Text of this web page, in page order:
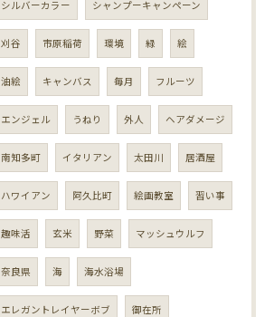
シルバーカラー シャンプーキャンペーン
刈谷 市原稲荷 環境 緑 絵
油絵 キャンバス 毎月 フルーツ
エンジェル うねり 外人 ヘアダメージ
南知多町 イタリアン 太田川 居酒屋
ハワイアン 阿久比町 絵画教室 習い事
趣味活 玄米 野菜 マッシュウルフ
奈良県 海 海水浴場
エレガントレイヤーボブ 御在所